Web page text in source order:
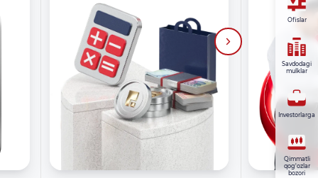
Ofislar
Savdodagi
mulklar
Investorlarga
Qimmatli
qog'ozlar
bozori